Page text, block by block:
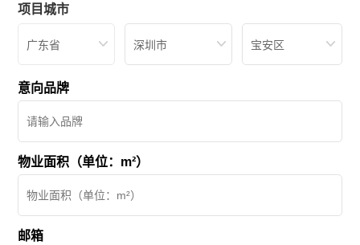
项目城市
广东省 深圳市 宝安区
意向品牌
物业面积（单位：m²）
邮箱